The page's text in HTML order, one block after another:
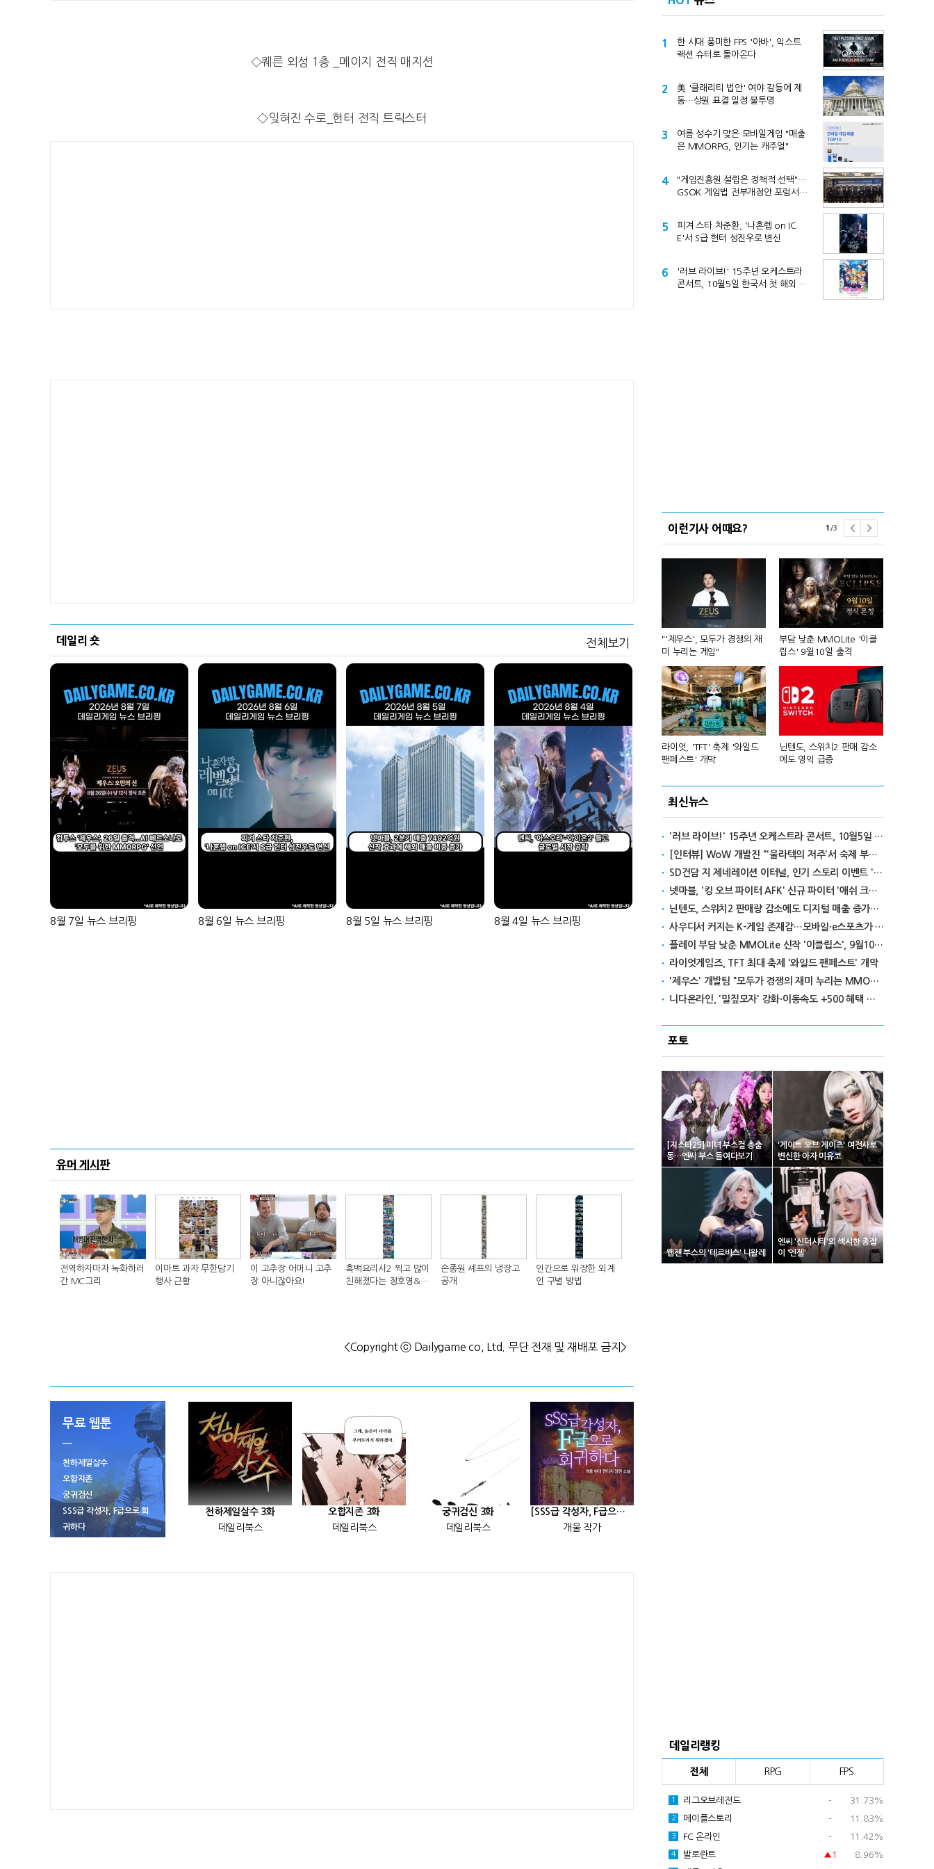
◇퀘른 외성 1층 _메이지 전직 매지션
◇잊혀진 수로_헌터 전직 트릭스터
데일리 숏 전체보기
8월 7일 뉴스 브리핑 8월 6일 뉴스 브리핑 8월 5일 뉴스 브리핑 8월 4일 뉴스 브리핑
유머 게시판
전역하자마자 녹화하러
간 MC그리
이마트 과자 무한담기
행사 근황
이 고추장 어머니 고추
장 아니잖아요!
흑백요리사2 찍고 많이
친해졌다는 정호영&샘
손종원 셰프의 냉장고
공개
인간으로 위장한 외계
인 구별 방법
<Copyright ⓒ Dailygame co, Ltd. 무단 전재 및 재배포 금지>
무료 웹툰
천하제일살수
오합지존
궁귀검신
SSS급 각성자, F급으로 회
귀하다
천하제일살수 3화
데일리북스
오합지존 3화
데일리북스
궁귀검신 3화
데일리북스
[SSS급 각성자, F급으로 회귀하다] 25화
개울 작가
1
한 시대 풍미한 FPS '아바', 익스트
랙션 슈터로 돌아온다
2
美 '클래리티 법안' 여야 갈등에 제
동…상원 표결 일정 불투명
3
여름 성수기 맞은 모바일게임 "매출
은 MMORPG, 인기는 캐주얼"
4
"게임진흥원 설립은 정책적 선택"…
GSOK 게임법 전부개정안 포럼서
5
피겨 스타 차준환, '나혼렙 on IC
E'서 S급 헌터 성진우로 변신
6
'러브 라이브!' 15주년 오케스트라
콘서트, 10월5일 한국서 첫 해외 공
이런기사 어때요? 1 /3
크래프톤, '게임스컴'서 신작
달리고 헌혈하고…'블루아
카' 이색 사회공헌
카카오게임즈, 내년 흑자 전
환 자신
"'제우스', 모두가 경쟁의 재
미 누리는 게임"
부담 낮춘 MMOLite '이클
립스' 9월10일 출격
라이엇, 'TFT' 축제 '와일드
팬페스트' 개막
닌텐도, 스위치2 판매 감소
에도 영익 급증
최신뉴스
'러브 라이브!' 15주년 오케스트라 콘서트, 10월5일 한국서 첫 해외 공연
[인터뷰] WoW 개발진 "'울라텍의 저주'서 숙제 부담 줄이고 보상 높여"
SD건담 지 제네레이션 이터널, 인기 스토리 이벤트 '라크로아의 용사' 재개최
넷마블, '킹 오브 파이터 AFK' 신규 파이터 '애쉬 크림존' 업데이트
닌텐도, 스위치2 판매량 감소에도 디지털 매출 증가로 영익 급증
사우디서 커지는 K-게임 존재감…모바일·e스포츠가 이끌었다
플레이 부담 낮춘 MMOLite 신작 '이클립스', 9월10일 출격
라이엇게임즈, TFT 최대 축제 '와일드 팬페스트' 개막
'제우스' 개발팀 "모두가 경쟁의 재미 누리는 MMORPG로 만들 것"
니다온라인, '밀짚모자' 강화·이동속도 +500 혜택 이벤트 진행
포토
[지스타25] 미녀 부스걸 총출
동…엔씨 부스 들여다보기
'게이트 오브 게이츠' 여전사로
변신한 아자 미유코
웹젠 부스의 '테르비스' 니왈레
엔씨 '신더시티'의 섹시한 총잡
이 '엔젤'
데일리랭킹
전체 RPG FPS
1 리그오브레전드 - 31.73%
2 메이플스토리 - 11.83%
3 FC 온라인 - 11.42%
4 발로란트 ▲1 8.96%